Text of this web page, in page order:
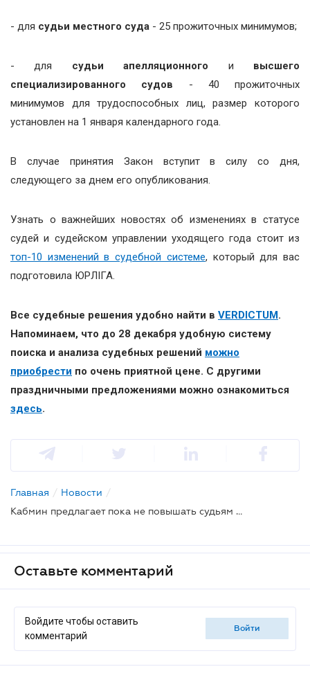
- для судьи местного суда - 25 прожиточных минимумов;
- для судьи апелляционного и высшего
специализированного судов - 40 прожиточных
минимумов для трудоспособных лиц, размер которого
установлен на 1 января календарного года.
В случае принятия Закон вступит в силу со дня,
следующего за днем его опубликования.
Узнать о важнейших новостях об изменениях в статусе
судей и судейском управлении уходящего года стоит из
топ-10 изменений в судебной системе, который для вас
подготовила ЮРЛІГА.
Все судебные решения удобно найти в VERDICTUM.
Напоминаем, что до 28 декабря удобную систему
поиска и анализа судебных решений можно
приобрести по очень приятной цене. С другими
праздничными предложениями можно ознакомиться
здесь.
Главная / Новости /
Кабмин предлагает пока не повышать судьям должностные оклады
Оставьте комментарий
Войдите чтобы оставить
комментарий
войти